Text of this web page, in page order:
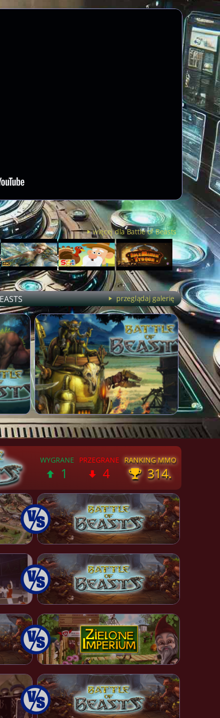
więcej dla Battle of Beasts
przeglądaj galerię
1 4 314.